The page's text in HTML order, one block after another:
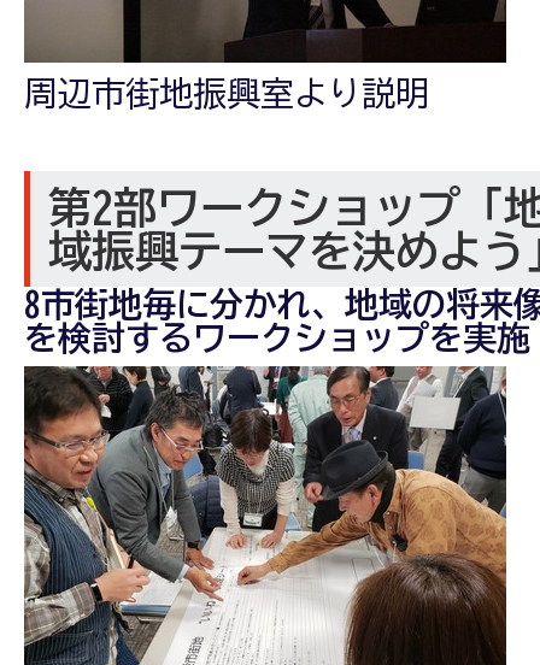
周辺市街地振興室より説明
第2部ワークショップ「
域振興テーマを決めよう
8市街地毎に分かれ、地域の将来
を検討するワークショップを実施